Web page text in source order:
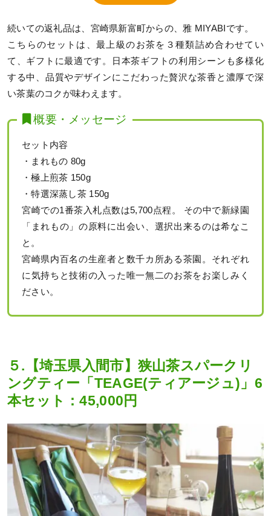
続いての返礼品は、宮崎県新富町からの、雅 MIYABIです。
こちらのセットは、最上級のお茶を３種類詰め合わせてい
て、ギフトに最適です。日本茶ギフトの利用シーンも多様化
する中、品質やデザインにこだわった贅沢な茶香と濃厚で深
い茶葉のコクが味わえます。
概要・メッセージ
セット内容
・まれもの 80g
・極上煎茶 150g
・特選深蒸し茶 150g
宮崎での1番茶入札点数は5,700点程。 その中で新緑園
「まれもの」の原料に出会い、選択出来るのは希なこ
と。
宮崎県内百名の生産者と数千カ所ある茶園。それぞれ
に気持ちと技術の入った唯一無二のお茶をお楽しみく
ださい。
５.【埼玉県入間市】狭山茶スパークリ
ングティー「TEAGE(ティアージュ)」6
本セット：45,000円